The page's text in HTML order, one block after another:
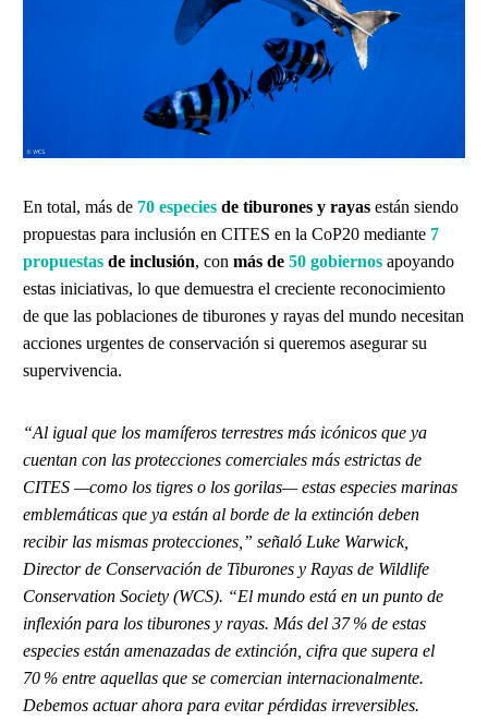
En total, más de 70 especies de tiburones y rayas están siendo
propuestas para inclusión en CITES en la CoP20 mediante 7
propuestas de inclusión, con más de 50 gobiernos apoyando
estas iniciativas, lo que demuestra el creciente reconocimiento
de que las poblaciones de tiburones y rayas del mundo necesitan
acciones urgentes de conservación si queremos asegurar su
supervivencia.
“Al igual que los mamíferos terrestres más icónicos que ya
cuentan con las protecciones comerciales más estrictas de
CITES —como los tigres o los gorilas— estas especies marinas
emblemáticas que ya están al borde de la extinción deben
recibir las mismas protecciones,” señaló Luke Warwick,
Director de Conservación de Tiburones y Rayas de Wildlife
Conservation Society (WCS). “El mundo está en un punto de
inflexión para los tiburones y rayas. Más del 37 % de estas
especies están amenazadas de extinción, cifra que supera el
70 % entre aquellas que se comercian internacionalmente.
Debemos actuar ahora para evitar pérdidas irreversibles.